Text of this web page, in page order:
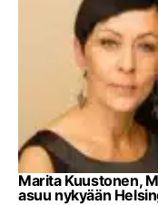
Marita Kuustonen,
asuu nykyään